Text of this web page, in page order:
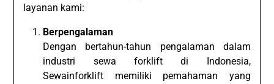
layanan kami:
Berpengalaman
Dengan bertahun-tahun pengalaman dalam
industri sewa forklift di Indonesia,
Sewainforklift memiliki pemahaman yang